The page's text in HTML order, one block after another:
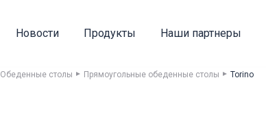
Новости Продукты Наши партнеры
Обеденные столы Прямоугольные обеденные столы Torino